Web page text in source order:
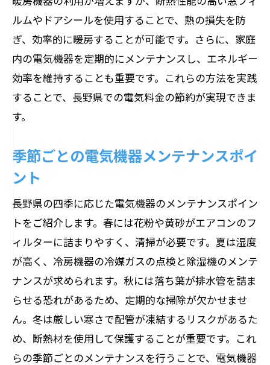
ルムやドアシールを使用することで、熱の損失を防
ぎ、効率的に暖房することが可能です。さらに、家庭
内の電気機器を定期的にメンテナンスし、エネルギー
効率を維持することも重要です。これらの方法を実践
することで、長野県での電気料金の節約が実現できま
す。
季節ごとの電気機器メンテナンスポイ
ント
長野県の四季に応じた電気機器のメンテナンスポイン
トをご紹介します。春には花粉や黄砂がエアコンのフ
ィルターに詰まりやすく、清掃が必要です。夏は湿度
が高く、冷房機器の冷媒ガスの点検と除湿機のメンテ
ナンスが求められます。秋には落ち葉が排水管を詰ま
らせる恐れがあるため、定期的な掃除が欠かせませ
ん。冬は厳しい寒さで配管が凍結するリスクがあるた
め、断熱材を使用して保護することが重要です。これ
らの季節ごとのメンテナンスを行うことで、電気機器